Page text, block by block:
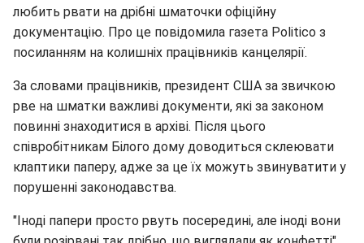
любить рвати на дрібні шматочки офіційну
документацію. Про це повідомила газета Politico з
посиланням на колишніх працівників канцелярії.
За словами працівників, президент США за звичкою
рве на шматки важливі документи, які за законом
повинні знаходитися в архіві. Після цього
співробітникам Білого дому доводиться склеювати
клаптики паперу, адже за це їх можуть звинуватити у
порушенні законодавства.
"Іноді папери просто рвуть посередині, але іноді вони